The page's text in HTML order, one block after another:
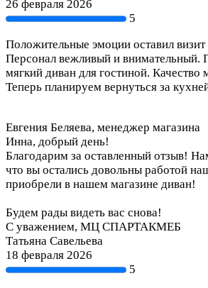
26 февраля 2026
5
Положительные эмоции оставил визит
Персонал вежливый и внимательный.
мягкий диван для гостиной. Качество
Теперь планируем вернуться за
Евгения Беляева, менеджер магазина
Инна, добрый день!
Благодарим за оставленный отзыв!
что вы остались довольны работой
приобрели в нашем магазине диван!
Будем рады видеть вас снова!
С уважением, МЦ СПАРТАКМЕБ
Татьяна Савельева
18 февраля 2026
5